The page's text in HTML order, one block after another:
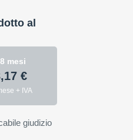
al
mesi
€
+ IVA
giudizio